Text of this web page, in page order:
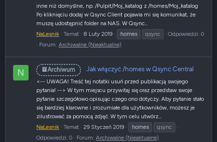
inne niż domyślne, np. /Pulpit/Moj_katalog z /homes/Moj_katalog
Po kliknięciu dodaj w Qsync Client pojawia mi się komunikat, że
muszę udostępnić folder na NAS. W Qsync...
NaLesnik
Temat 8 Luty 2019 homes qsync
Odpowiedzi: 0
Forum: Archiwalne (Nieaktualne)
N Archiwum Jak włączyć /homes w Qsync Central
<-- UWAGA! Treść tej notatki usuń przed publikacją swojego
pytania! --> W tym miejscu przywitaj się oraz przedstaw swoje
pytanie szczegółowo opisując czego ono dotyczy. Aby pytanie stało
się bardziej klarowne i zrozumiałe dla użytkowników, możesz je
zilustrować za pomocą zdjęć. W tym celu utwórz...
NaLesnik
Temat 29 Styczeń 2019 homes
qsync
Odpowiedzi: 0
Forum: Archiwalne (Nieaktualne)